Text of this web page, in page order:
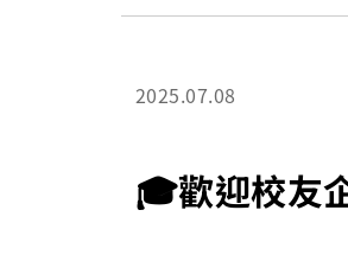
2025.07.08
🎓歡迎校友